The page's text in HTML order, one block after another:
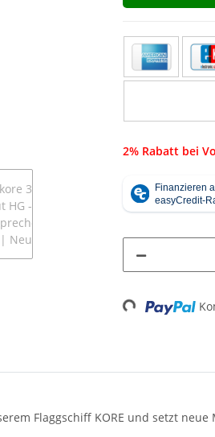
2% Rabatt bei
Loading...
Flaggschiff KORE und setzt